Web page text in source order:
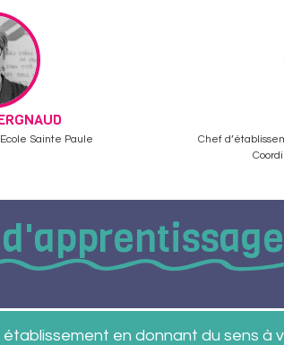
Sainte Paule
Chef
en donnant du sens à